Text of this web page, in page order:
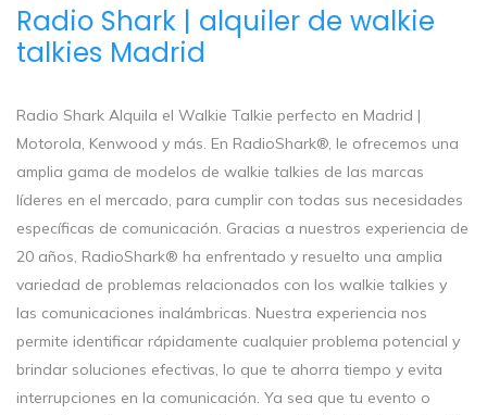
Radio Shark | alquiler de walkie
talkies Madrid
Radio Shark Alquila el Walkie Talkie perfecto en Madrid |
Motorola, Kenwood y más. En RadioShark®, le ofrecemos una
amplia gama de modelos de walkie talkies de las marcas
líderes en el mercado, para cumplir con todas sus necesidades
específicas de comunicación. Gracias a nuestros experiencia de
20 años, RadioShark® ha enfrentado y resuelto una amplia
variedad de problemas relacionados con los walkie talkies y
las comunicaciones inalámbricas. Nuestra experiencia nos
permite identificar rápidamente cualquier problema potencial y
brindar soluciones efectivas, lo que te ahorra tiempo y evita
interrupciones en la comunicación. Ya sea que tu evento o